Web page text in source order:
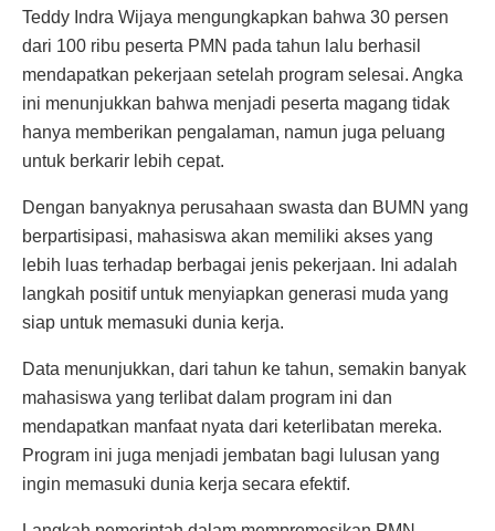
Teddy Indra Wijaya mengungkapkan bahwa 30 persen
dari 100 ribu peserta PMN pada tahun lalu berhasil
mendapatkan pekerjaan setelah program selesai. Angka
ini menunjukkan bahwa menjadi peserta magang tidak
hanya memberikan pengalaman, namun juga peluang
untuk berkarir lebih cepat.
Dengan banyaknya perusahaan swasta dan BUMN yang
berpartisipasi, mahasiswa akan memiliki akses yang
lebih luas terhadap berbagai jenis pekerjaan. Ini adalah
langkah positif untuk menyiapkan generasi muda yang
siap untuk memasuki dunia kerja.
Data menunjukkan, dari tahun ke tahun, semakin banyak
mahasiswa yang terlibat dalam program ini dan
mendapatkan manfaat nyata dari keterlibatan mereka.
Program ini juga menjadi jembatan bagi lulusan yang
ingin memasuki dunia kerja secara efektif.